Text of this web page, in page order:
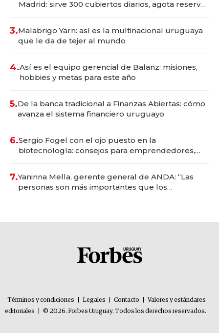
Madrid: sirve 300 cubiertos diarios, agota reservas
3.Malabrigo Yarn: así es la multinacional uruguaya
que le da de tejer al mundo
4.Así es el equipo gerencial de Balanz: misiones,
hobbies y metas para este año
5.De la banca tradicional a Finanzas Abiertas: cómo
avanza el sistema financiero uruguayo
6.Sergio Fogel con el ojo puesto en la
biotecnología: consejos para emprendedores,
7.Yaninna Mella, gerente general de ANDA: “Las
personas son más importantes que los
Términos y condiciones Legales Contacto
Valores y estándares
editoriales
© 2026. Forbes Uruguay. Todos los derechos reservados.